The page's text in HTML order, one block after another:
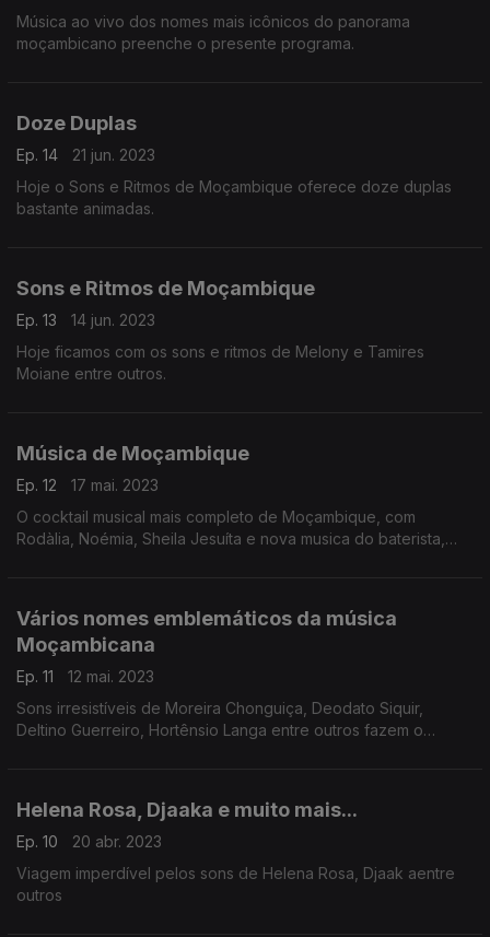
Música ao vivo dos nomes mais icônicos do panorama
moçambicano preenche o presente programa.
Doze Duplas
Ep. 14
21 jun. 2023
Hoje o Sons e Ritmos de Moçambique oferece doze duplas
bastante animadas.
Sons e Ritmos de Moçambique
Ep. 13
14 jun. 2023
Hoje ficamos com os sons e ritmos de Melony e Tamires
Moiane entre outros.
Música de Moçambique
Ep. 12
17 mai. 2023
O cocktail musical mais completo de Moçambique, com
Rodàlia, Noémia, Sheila Jesuíta e nova musica do baterista,
Vários nomes emblemáticos da música
Moçambicana
Ep. 11
12 mai. 2023
Sons irresistíveis de Moreira Chonguiça, Deodato Siquir,
Deltino Guerreiro, Hortênsio Langa entre outros fazem o
Helena Rosa, Djaaka e muito mais...
Ep. 10
20 abr. 2023
Viagem imperdível pelos sons de Helena Rosa, Djaak aentre
outros